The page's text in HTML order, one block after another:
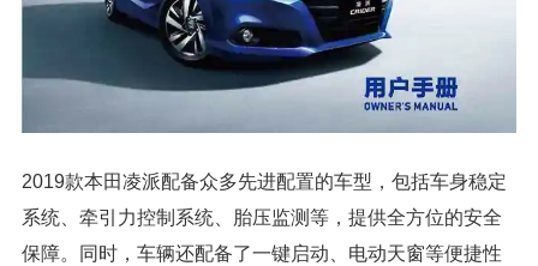
2019款本田凌派配备众多先进配置的车型，包括车身稳定
系统、牵引力控制系统、胎压监测等，提供全方位的安全
保障。同时，车辆还配备了一键启动、电动天窗等便捷性